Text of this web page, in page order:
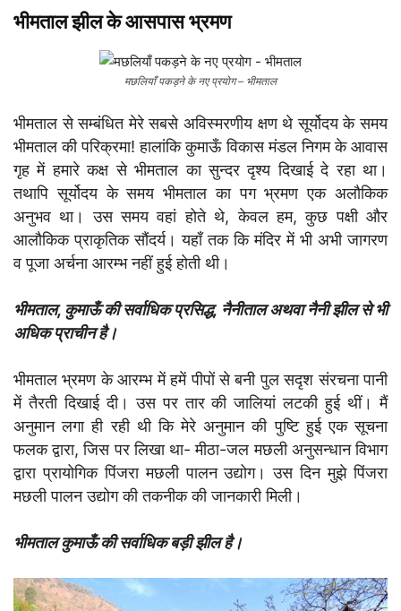
भीमताल झील के आसपास भ्रमण
मछलियाँ पकड़ने के नए प्रयोग – भीमताल
भीमताल से सम्बंधित मेरे सबसे अविस्मरणीय क्षण थे सूर्योदय के समय
भीमताल की परिक्रमा! हालांकि कुमाऊँ विकास मंडल निगम के आवास
गृह में हमारे कक्ष से भीमताल का सुन्दर दृश्य दिखाई दे रहा था।
तथापि सूर्योदय के समय भीमताल का पग भ्रमण एक अलौकिक
अनुभव था। उस समय वहां होते थे, केवल हम, कुछ पक्षी और
आलौकिक प्राकृतिक सौंदर्य। यहाँ तक कि मंदिर में भी अभी जागरण
व पूजा अर्चना आरम्भ नहीं हुई होती थी।
भीमताल, कुमाऊँ की सर्वाधिक प्रसिद्ध, नैनीताल अथवा नैनी झील से भी
अधिक प्राचीन है।
भीमताल भ्रमण के आरम्भ में हमें पीपों से बनी पुल सदृश संरचना पानी
में तैरती दिखाई दी। उस पर तार की जालियां लटकी हुई थीं। मैं
अनुमान लगा ही रही थी कि मेरे अनुमान की पुष्टि हुई एक सूचना
फलक द्वारा, जिस पर लिखा था- मीठा-जल मछली अनुसन्धान विभाग
द्वारा प्रायोगिक पिंजरा मछली पालन उद्योग। उस दिन मुझे पिंजरा
मछली पालन उद्योग की तकनीक की जानकारी मिली।
भीमताल कुमाऊँ की सर्वाधिक बड़ी झील है।